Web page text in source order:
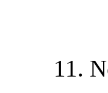
11.